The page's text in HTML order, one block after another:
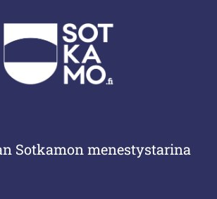
Sotkamon menestystarina